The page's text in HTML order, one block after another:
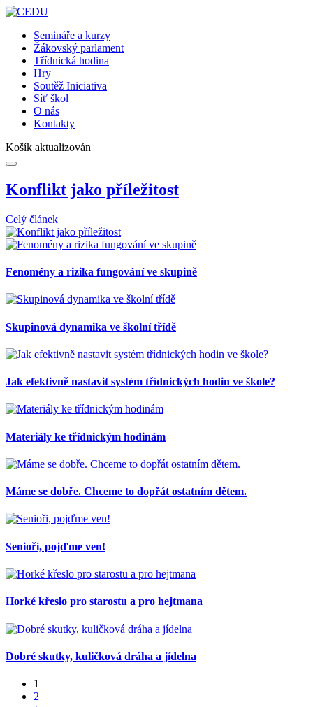
Semináře a kurzy
Žákovský parlament
Třídnická hodina
Hry
Soutěž Iniciativa
Síť škol
O nás
Kontakty
Košík aktualizován
Konflikt jako příležitost
Celý článek
Fenomény a rizika fungování ve skupině
Skupinová dynamika ve školní třídě
Jak efektivně nastavit systém třídnických hodin ve škole?
Materiály ke třídnickým hodinám
Máme se dobře. Chceme to dopřát ostatním dětem.
Senioři, pojďme ven!
Horké křeslo pro starostu a pro hejtmana
Dobré skutky, kuličková dráha a jídelna
1
2